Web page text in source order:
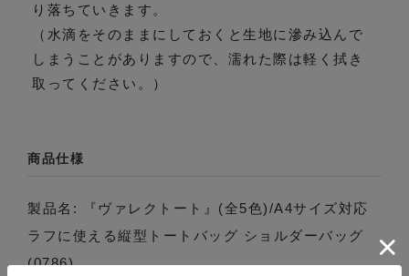
り落ちていきます。
（水滴をそのままにしておくと生地に滲み込んで
しまうことがありますので、濡れた際は軽く拭き
取ってください。）
商品仕様
製品名: 『ヴァレクトート』(全5色)/A4サイズ対応
ラフに使える縦型トートバッグ ショルダーバッグ
(0786)